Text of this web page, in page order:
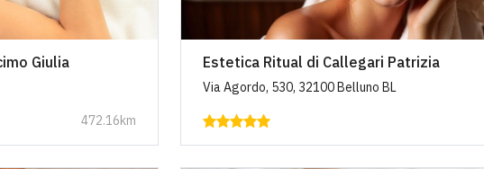
Giulia
472.16km
Estetica Ritual di Callegari Patrizia
Via Agordo, 530, 32100 Belluno BL